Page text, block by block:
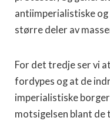
antiimperialistiske
større deler av
For det tredje ser vi
fordypes og at de
imperialistiske
motsigelsen blant